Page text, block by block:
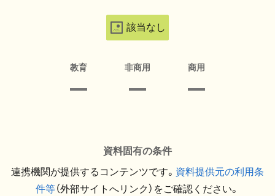
該当なし
教育 非商用 商用
資料固有の条件
連携機関が提供するコンテンツです。 資料提供元の利用条
件等（外部サイトへリンク）をご確認ください。